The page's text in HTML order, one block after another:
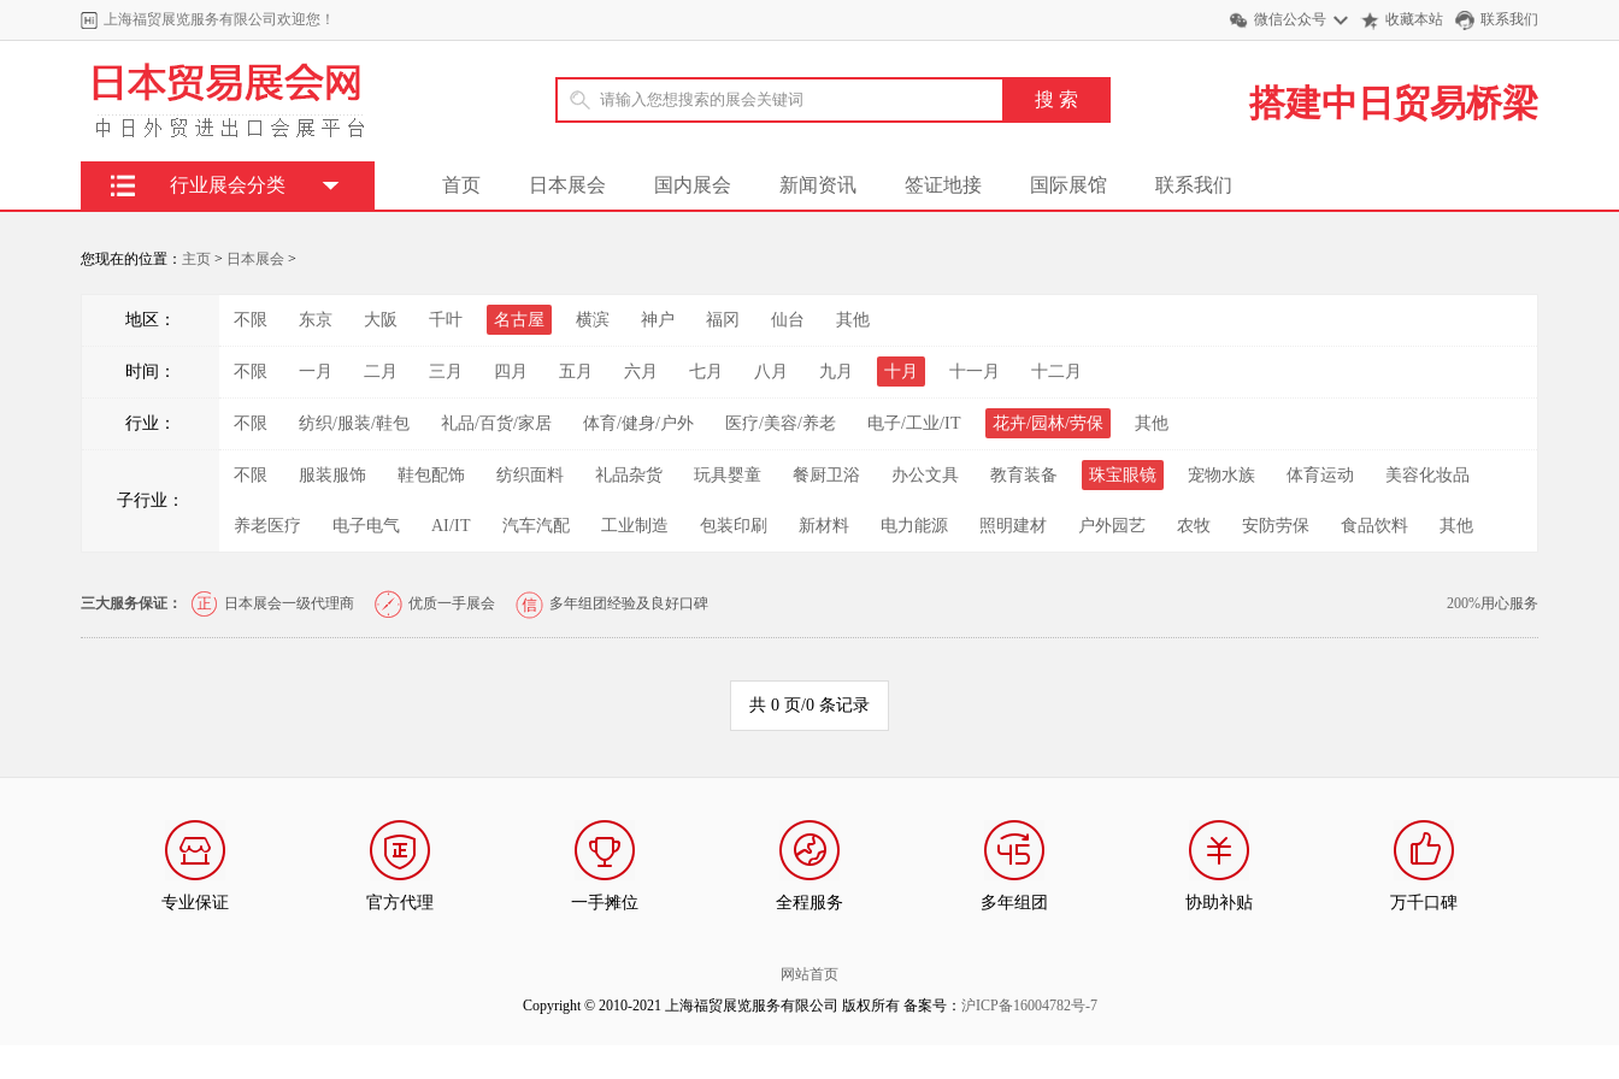
上海福贸展览服务有限公司欢迎您！ 微信公众号 收藏本站 联系我们
搭建中日贸易桥梁
首页 日本展会 国内展会 新闻资讯 签证地接 国际展馆 联系我们
行业展会分类
您现在的位置： 主页 > 日本展会 >
地区： 不限 东京 大阪 千叶 名古屋 横滨 神户 福冈 仙台 其他
时间： 不限 一月 二月 三月 四月 五月 六月 七月 八月 九月 十月 十一月 十二月
行业： 不限 纺织/服装/鞋包 礼品/百货/家居 体育/健身/户外 医疗/美容/养老 电子/工业/IT 花卉/园林/劳保 其他
子行业：
不限 服装服饰 鞋包配饰 纺织面料 礼品杂货 玩具婴童 餐厨卫浴 办公文具 教育装备 珠宝眼镜 宠物水族 体育运动 美容化妆品
养老医疗 电子电气 AI/IT 汽车汽配 工业制造 包装印刷 新材料 电力能源 照明建材 户外园艺 农牧 安防劳保 食品饮料 其他
三大服务保证： 日本展会一级代理商 优质一手展会 多年组团经验及良好口碑 200%用心服务
共 0 页/0 条记录
专业保证 官方代理 一手摊位 全程服务 多年组团 协助补贴 万千口碑
网站首页
Copyright © 2010-2021 上海福贸展览服务有限公司 版权所有 备案号： 沪ICP备16004782号-7